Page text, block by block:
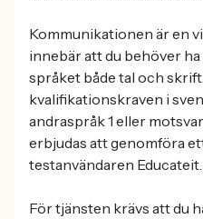
Kommunikationen är en
innebär att du behöver
språket både tal och
kvalifikationskraven i
andraspråk 1 eller
erbjudas att genomföra
testanvändaren Educateit.
För tjänsten krävs att du